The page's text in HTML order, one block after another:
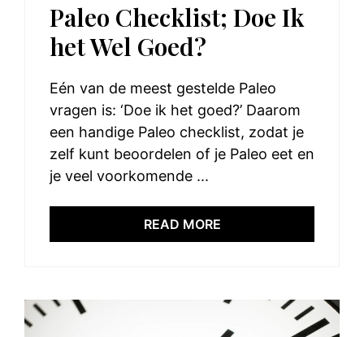
Paleo Checklist; Doe Ik
het Wel Goed?
Eén van de meest gestelde Paleo
vragen is: ‘Doe ik het goed?’ Daarom
een handige Paleo checklist, zodat je
zelf kunt beoordelen of je Paleo eet en
je veel voorkomende ...
READ MORE